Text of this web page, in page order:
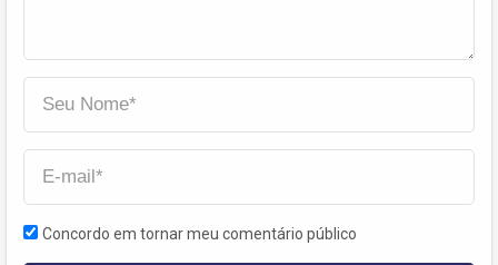
Concordo em tornar meu comentário público